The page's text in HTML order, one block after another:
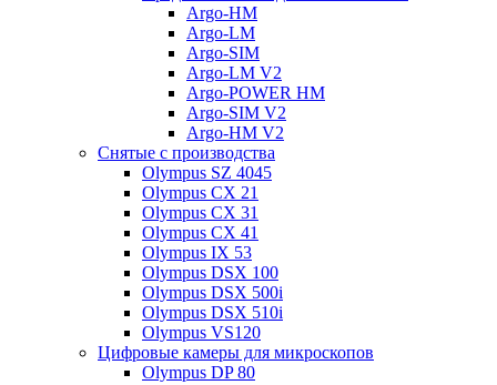
Argo-HM
Argo-LM
Argo-SIM
Argo-LM V2
Argo-POWER HM
Argo-SIM V2
Argo-HM V2
Снятые с производства
Olympus SZ 4045
Olympus CX 21
Olympus CX 31
Olympus CX 41
Olympus IX 53
Olympus DSX 100
Olympus DSX 500i
Olympus DSX 510i
Olympus VS120
Цифровые камеры для микроскопов
Olympus DP 80